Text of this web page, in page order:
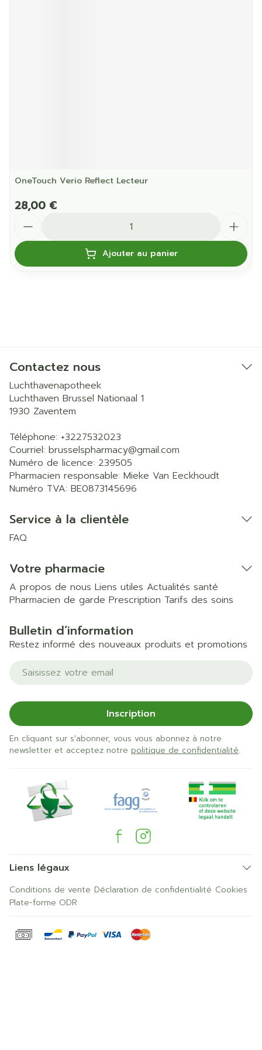
OneTouch Verio Reflect Lecteur
28,00 €
Ajouter au panier
Contactez nous
Luchthavenapotheek
Luchthaven Brussel Nationaal 1
1930 Zaventem
Téléphone: +3227532023
Courriel: brusselspharmacy@gmail.com
Numéro de licence: 239505
Pharmacien responsable: Mieke Van Eeckhoudt
Numéro TVA: BE0873145696
Service à la clientèle
FAQ
Votre pharmacie
A propos de nous Liens utiles Actualités santé
Pharmacien de garde Prescription Tarifs des soins
Bulletin d’information
Restez informé des nouveaux produits et promotions
Adresse mail
Inscription
En cliquant sur s'abonner, vous vous abonnez à notre
newsletter et acceptez notre politique de confidentialité.
Liens légaux
Conditions de vente Déclaration de confidentialité Cookies
Plate-forme ODR